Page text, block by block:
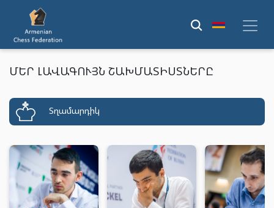
ՄԵՐ ԼԱՎԱԳՈՒՅՆ ՇԱԽՄԱՏԻՍՏՆԵՐԸ
Տղամարդիկ